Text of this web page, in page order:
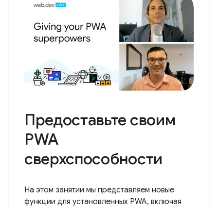
Предоставьте своим
PWA
сверхспособности
На этом занятии мы представляем новые
функции для установленных PWA, включая